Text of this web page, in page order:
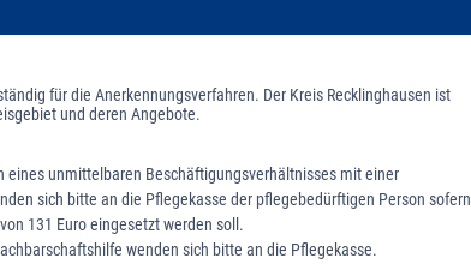
für die Anerkennungsverfahren. Der Kreis Recklinghausen ist
und deren Angebote.
eines unmittelbaren Beschäftigungsverhältnisses mit einer
sich bitte an die Pflegekasse der pflegebedürftigen Person sofern
131 Euro eingesetzt werden soll.
wenden sich bitte an die Pflegekasse.